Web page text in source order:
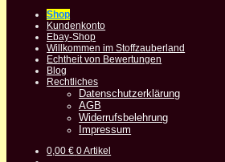
Shop
Kundenkonto
Ebay-Shop
Willkommen im Stoffzauberland
Echtheit von Bewertungen
Blog
Rechtliches
Datenschutzerklärung
AGB
Widerrufsbelehrung
Impressum
0,00€ 0 Artikel